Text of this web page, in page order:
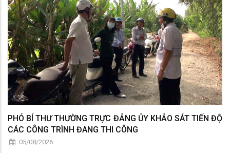
PHÓ BÍ THƯ THƯỜNG TRỰC ĐẢNG ỦY KHẢO SÁT TIẾN ĐỘ
CÁC CÔNG TRÌNH ĐANG THI CÔNG
05/08/2026